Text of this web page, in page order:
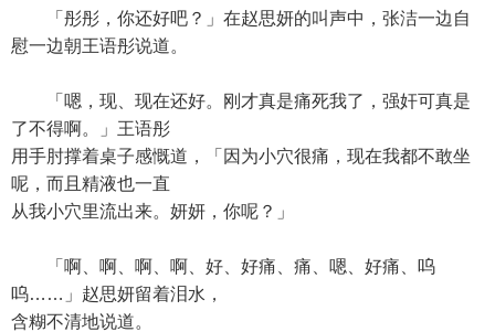
「彤彤，你还好吧？」在赵思妍的叫声中，张洁一边自
慰一边朝王语彤说道。
「嗯，现、现在还好。刚才真是痛死我了，强奸可真是
了不得啊。」王语彤
用手肘撑着桌子感慨道，「因为小穴很痛，现在我都不敢坐
呢，而且精液也一直
从我小穴里流出来。妍妍，你呢？」
「啊、啊、啊、啊、好、好痛、痛、嗯、好痛、呜
呜……」赵思妍留着泪水，
含糊不清地说道。